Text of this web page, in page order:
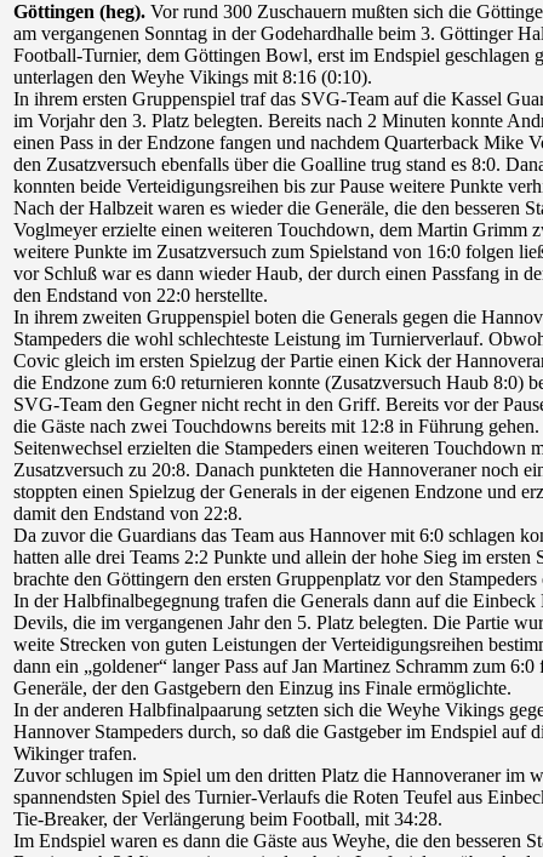
Göttingen (heg). Vor rund 300 Zuschauern mußten sich die
am vergangenen Sonntag in der Godehardhalle beim 3. Göttinger
Football-Turnier, dem Göttingen Bowl, erst im Endspiel geschlagen
unterlagen den Weyhe Vikings mit 8:16 (0:10).
In ihrem ersten Gruppenspiel traf das SVG-Team auf die Kassel
im Vorjahr den 3. Platz belegten. Bereits nach 2 Minuten konnte
einen Pass in der Endzone fangen und nachdem Quarterback Mike
den Zusatzversuch ebenfalls über die Goalline trug stand es 8:0.
konnten beide Verteidigungsreihen bis zur Pause weitere Punkte
Nach der Halbzeit waren es wieder die Generäle, die den besseren
Voglmeyer erzielte einen weiteren Touchdown, dem Martin Grimm
weitere Punkte im Zusatzversuch zum Spielstand von 16:0 folgen
vor Schluß war es dann wieder Haub, der durch einen Passfang in
den Endstand von 22:0 herstellte.
In ihrem zweiten Gruppenspiel boten die Generals gegen die
Stampeders die wohl schlechteste Leistung im Turnierverlauf.
Covic gleich im ersten Spielzug der Partie einen Kick der
die Endzone zum 6:0 returnieren konnte (Zusatzversuch Haub 8:0)
SVG-Team den Gegner nicht recht in den Griff. Bereits vor der
die Gäste nach zwei Touchdowns bereits mit 12:8 in Führung
Seitenwechsel erzielten die Stampeders einen weiteren Touchdown
Zusatzversuch zu 20:8. Danach punkteten die Hannoveraner noch
stoppten einen Spielzug der Generals in der eigenen Endzone und
damit den Endstand von 22:8.
Da zuvor die Guardians das Team aus Hannover mit 6:0 schlagen
hatten alle drei Teams 2:2 Punkte und allein der hohe Sieg im ersten
brachte den Göttingern den ersten Gruppenplatz vor den Stampeders
In der Halbfinalbegegnung trafen die Generals dann auf die Einbeck
Devils, die im vergangenen Jahr den 5. Platz belegten. Die Partie
weite Strecken von guten Leistungen der Verteidigungsreihen
dann ein „goldener“ langer Pass auf Jan Martinez Schramm zum 6:0
Generäle, der den Gastgebern den Einzug ins Finale ermöglichte.
In der anderen Halbfinalpaarung setzten sich die Weyhe Vikings
Hannover Stampeders durch, so daß die Gastgeber im Endspiel auf
Wikinger trafen.
Zuvor schlugen im Spiel um den dritten Platz die Hannoveraner im
spannendsten Spiel des Turnier-Verlaufs die Roten Teufel aus
Tie-Breaker, der Verlängerung beim Football, mit 34:28.
Im Endspiel waren es dann die Gäste aus Weyhe, die den besseren